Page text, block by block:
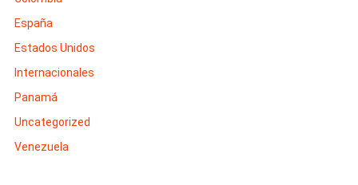
España
Estados Unidos
Internacionales
Panamá
Uncategorized
Venezuela